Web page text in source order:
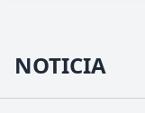
NOTICIA